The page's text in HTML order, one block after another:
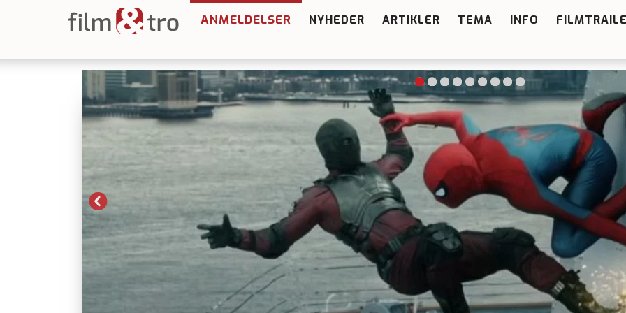
ANMELDELSER NYHEDER ARTIKLER TEMA INFO